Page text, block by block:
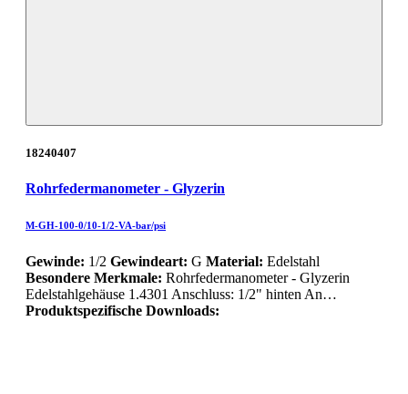
18240407
Rohrfedermanometer - Glyzerin
M-GH-100-0/10-1/2-VA-bar/psi
Gewinde: 1/2 Gewindeart: G Material: Edelstahl
Besondere Merkmale: Rohrfedermanometer - Glyzerin
Edelstahlgehäuse 1.4301 Anschluss: 1/2" hinten An…
Produktspezifische Downloads: